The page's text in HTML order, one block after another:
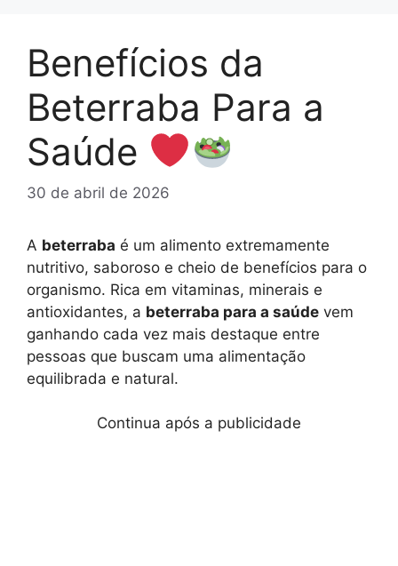
Benefícios da
Beterraba Para a
Saúde
30 de abril de 2026
A beterraba é um alimento extremamente
nutritivo, saboroso e cheio de benefícios para o
organismo. Rica em vitaminas, minerais e
antioxidantes, a beterraba para a saúde vem
ganhando cada vez mais destaque entre
pessoas que buscam uma alimentação
equilibrada e natural.
Continua após a publicidade